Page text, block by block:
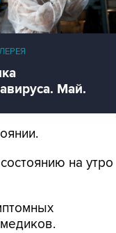
Май.
на утро